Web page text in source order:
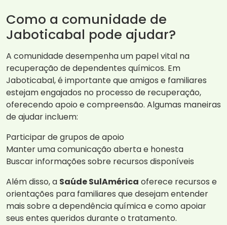
Como a comunidade de
Jaboticabal pode ajudar?
A comunidade desempenha um papel vital na
recuperação de dependentes químicos. Em
Jaboticabal, é importante que amigos e familiares
estejam engajados no processo de recuperação,
oferecendo apoio e compreensão. Algumas maneiras
de ajudar incluem:
Participar de grupos de apoio
Manter uma comunicação aberta e honesta
Buscar informações sobre recursos disponíveis
Além disso, a Saúde SulAmérica oferece recursos e
orientações para familiares que desejam entender
mais sobre a dependência química e como apoiar
seus entes queridos durante o tratamento.